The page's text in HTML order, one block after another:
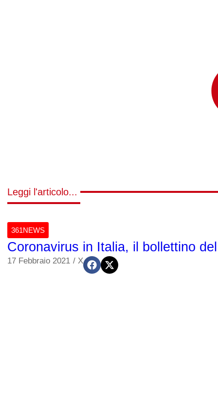
Leggi l'articolo...
361NEWS
Coronavirus in Italia, il bollettino
17 Febbraio 2021 / X